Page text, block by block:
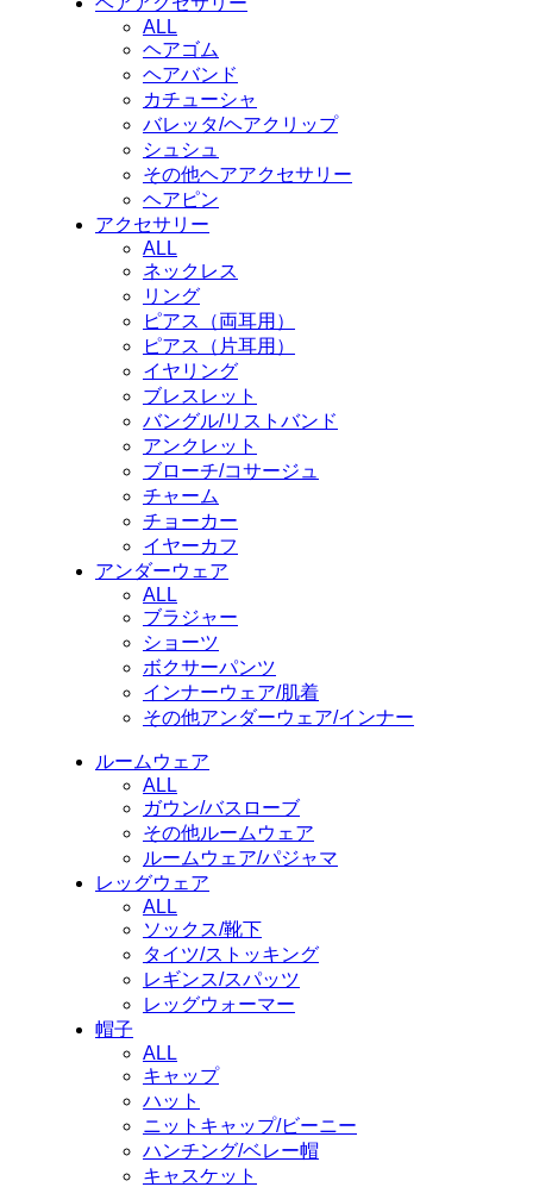
ALL
ヘアゴム
ヘアバンド
カチューシャ
バレッタ/ヘアクリップ
シュシュ
その他ヘアアクセサリー
ヘアピン
アクセサリー
ALL
ネックレス
リング
ピアス（両耳用）
ピアス（片耳用）
イヤリング
ブレスレット
バングル/リストバンド
アンクレット
ブローチ/コサージュ
チャーム
チョーカー
イヤーカフ
アンダーウェア
ALL
ブラジャー
ショーツ
ボクサーパンツ
インナーウェア/肌着
その他アンダーウェア/インナー
ルームウェア
ALL
ガウン/バスローブ
その他ルームウェア
ルームウェア/パジャマ
レッグウェア
ALL
ソックス/靴下
タイツ/ストッキング
レギンス/スパッツ
レッグウォーマー
帽子
ALL
キャップ
ハット
ニットキャップ/ビーニー
ハンチング/ベレー帽
キャスケット